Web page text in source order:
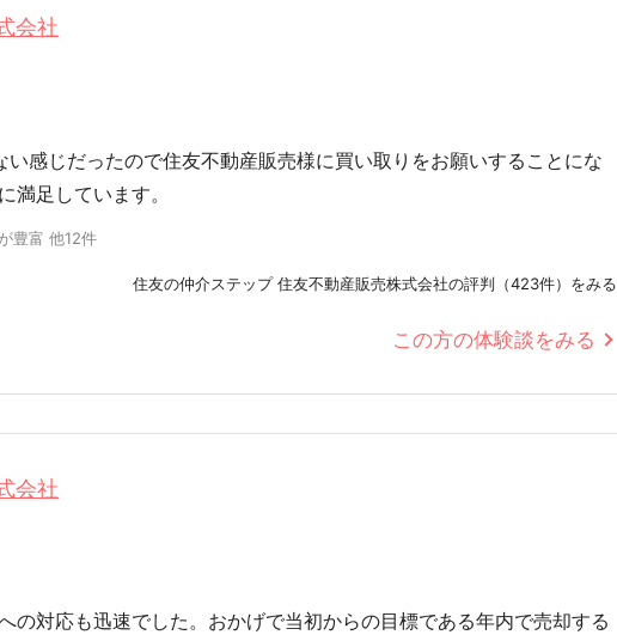
会社
感じだったので住友不動産販売様に買い取りをお願いすることにな
満足しています。
豊富 他12件
住友の仲介ステップ 住友不動産販売株式会社の評判（423件）をみる
この方の体験談をみる
会社
の対応も迅速でした。おかげで当初からの目標である年内で売却する